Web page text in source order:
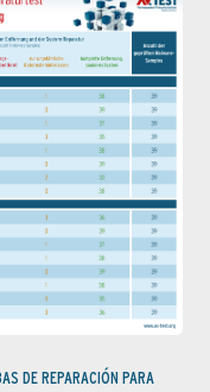
DE REPARACIÓN PARA